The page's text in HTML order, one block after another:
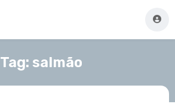
Tag: salmão